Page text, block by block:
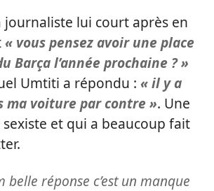
journaliste lui court après en
« vous pensez avoir une place
Barça l’année prochaine ? »
Umtiti a répondu : « il y a
ma voiture par contre ». Une
et qui a beaucoup fait
belle réponse c’est un manque